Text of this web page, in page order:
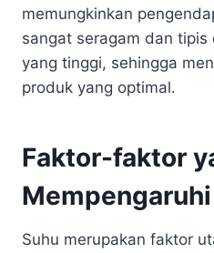
memungkinkan
sangat seragam dan
yang tinggi, sehingga
produk yang optimal.
Faktor-faktor
Suhu merupakan faktor